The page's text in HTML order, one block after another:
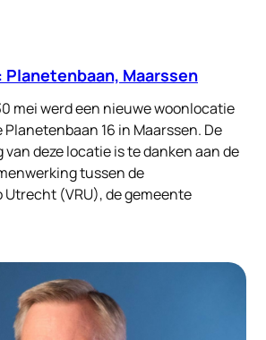
Maarssen
mei werd een nieuwe woonlocatie
Planetenbaan 16 in Maarssen. De
deze locatie is te danken aan de
tussen de
Utrecht (VRU), de gemeente